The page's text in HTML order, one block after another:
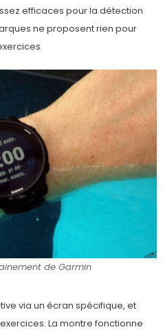
efficaces pour la détection
ne proposent rien pour
de Garmin
via un écran spécifique, et
La montre fonctionne